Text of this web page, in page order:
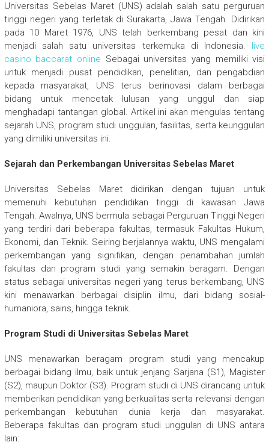
Universitas Sebelas Maret (UNS) adalah salah satu perguruan
tinggi negeri yang terletak di Surakarta, Jawa Tengah. Didirikan
pada 10 Maret 1976, UNS telah berkembang pesat dan kini
menjadi salah satu universitas terkemuka di Indonesia. live
casino baccarat online Sebagai universitas yang memiliki visi
untuk menjadi pusat pendidikan, penelitian, dan pengabdian
kepada masyarakat, UNS terus berinovasi dalam berbagai
bidang untuk mencetak lulusan yang unggul dan siap
menghadapi tantangan global. Artikel ini akan mengulas tentang
sejarah UNS, program studi unggulan, fasilitas, serta keunggulan
yang dimiliki universitas ini.
Sejarah dan Perkembangan Universitas Sebelas Maret
Universitas Sebelas Maret didirikan dengan tujuan untuk
memenuhi kebutuhan pendidikan tinggi di kawasan Jawa
Tengah. Awalnya, UNS bermula sebagai Perguruan Tinggi Negeri
yang terdiri dari beberapa fakultas, termasuk Fakultas Hukum,
Ekonomi, dan Teknik. Seiring berjalannya waktu, UNS mengalami
perkembangan yang signifikan, dengan penambahan jumlah
fakultas dan program studi yang semakin beragam. Dengan
status sebagai universitas negeri yang terus berkembang, UNS
kini menawarkan berbagai disiplin ilmu, dari bidang sosial-
humaniora, sains, hingga teknik.
Program Studi di Universitas Sebelas Maret
UNS menawarkan beragam program studi yang mencakup
berbagai bidang ilmu, baik untuk jenjang Sarjana (S1), Magister
(S2), maupun Doktor (S3). Program studi di UNS dirancang untuk
memberikan pendidikan yang berkualitas serta relevansi dengan
perkembangan kebutuhan dunia kerja dan masyarakat.
Beberapa fakultas dan program studi unggulan di UNS antara
lain: